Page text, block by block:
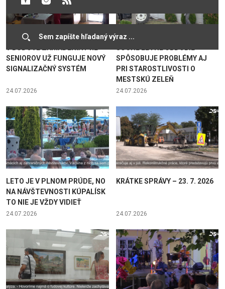
SENIOROV UŽ FUNGUJE NOVÝ
SIGNALIZAČNÝ SYSTÉM
24.07.2026
SPÔSOBUJE PROBLÉMY AJ
PRI STAROSTLIVOSTI O
MESTSKÚ ZELEŇ
24.07.2026
LETO JE V PLNOM PRÚDE, NO
NA NÁVŠTEVNOSTI KÚPALÍSK
TO NIE JE VŽDY VIDIEŤ
24.07.2026
KRÁTKE SPRÁVY – 23. 7. 2026
24.07.2026